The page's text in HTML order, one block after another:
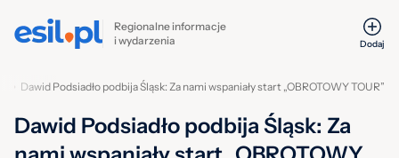
Regionalne informacje
i wydarzenia
Dodaj
Dawid Podsiadło podbija Śląsk: Za nami wspaniały start „OBROTOWY TOUR”
Dawid Podsiadło podbija Śląsk: Za